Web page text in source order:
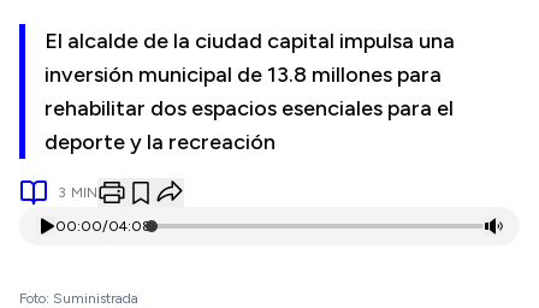
El alcalde de la ciudad capital impulsa una
inversión municipal de 13.8 millones para
rehabilitar dos espacios esenciales para el
deporte y la recreación
3 MIN
00:00/04:08
Foto: Suministrada